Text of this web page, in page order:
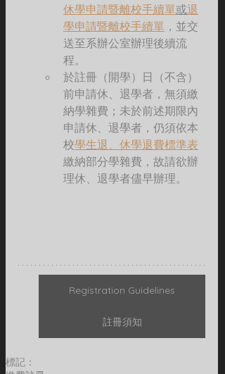
休學申請暨離校手續單或退
學申請暨離校手續單 ，並交
送至系辦公室辦理後續流
程。
於註冊（開學）日（不含）
前申請休、退學者，無須繳
納學雜費；未於前述期限內
申請休、退學者，仍須依本
校學生退、休學退費標準表
繳納部分學雜費，故請欲辦
理休、退學者儘早辦理。
Registration Guidelines
註冊須知
標記：